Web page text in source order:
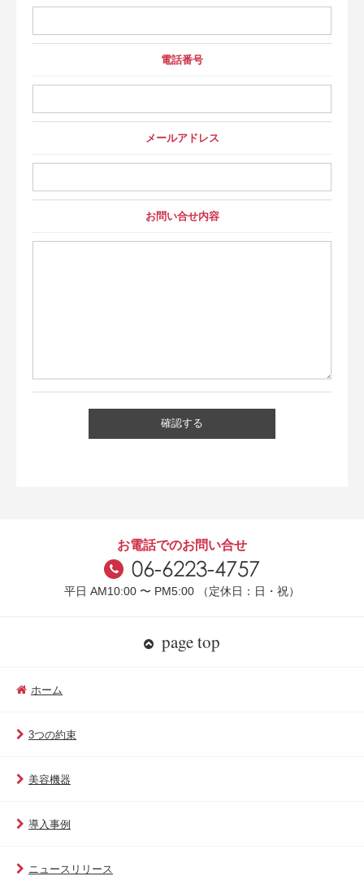
電話番号
メールアドレス
お問い合せ内容
お電話でのお問い合せ
平日 AM10:00 〜 PM5:00 （定休日：日・祝）
page top
ホーム
3つの約束
美容機器
導入事例
ニュースリリース